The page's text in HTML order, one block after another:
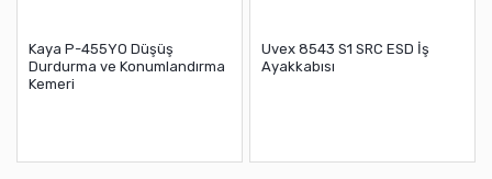
Kaya P-455YO Düşüş
Durdurma ve Konumlandırma
Kemeri
Uvex 8543 S1 SRC ESD İş
Ayakkabısı